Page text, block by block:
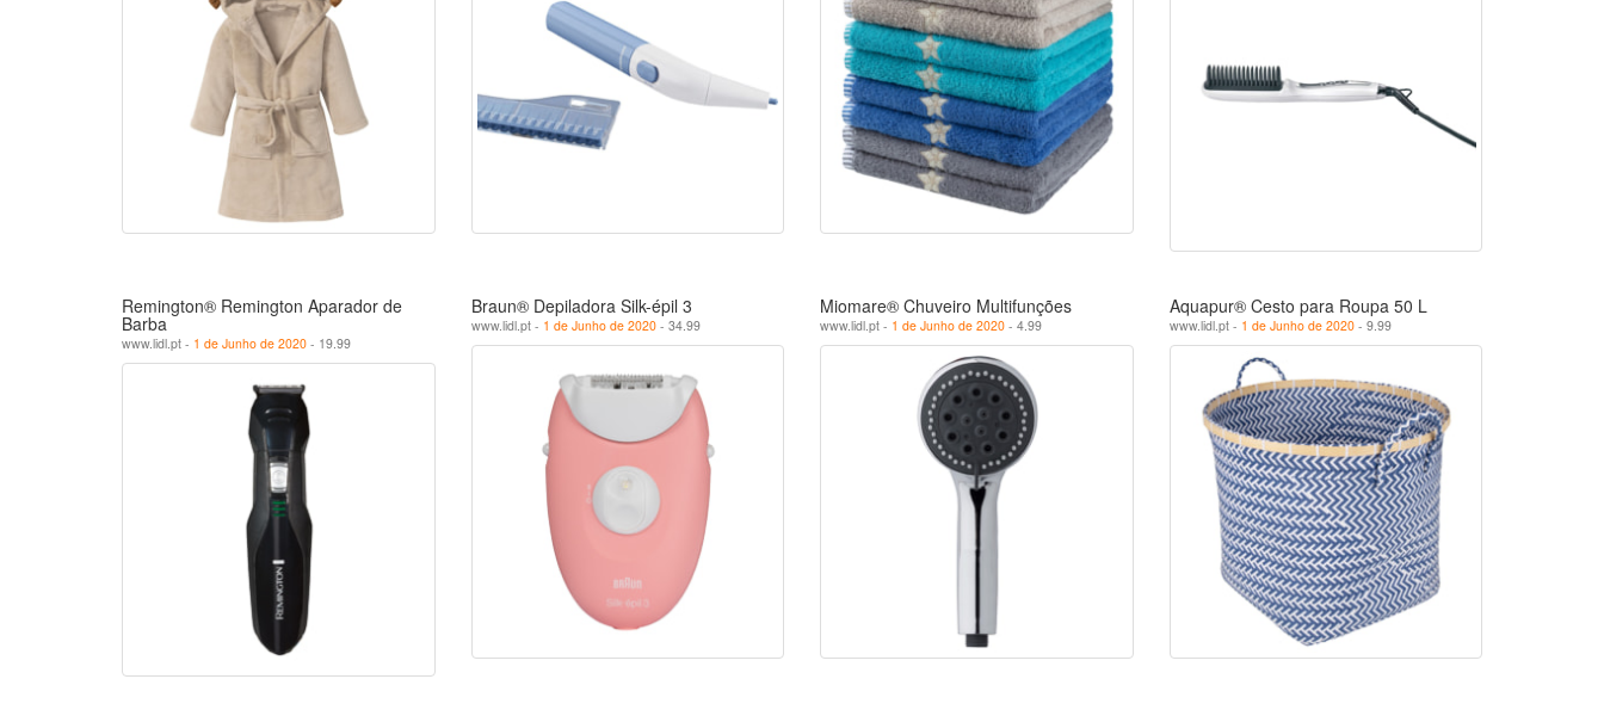
Remington® Remington Aparador de
Barba
www.lidl.pt - 1 de Junho de 2020 - 19.99
Braun® Depiladora Silk-épil 3
www.lidl.pt - 1 de Junho de 2020- 34.99
Miomare® Chuveiro Multifunções
www.lidl.pt - 1 de Junho de 2020 - 4.99
Aquapur® Cesto para Roupa 50 L
www.lidl.pt - 1 de Junho de 2020- 9.99